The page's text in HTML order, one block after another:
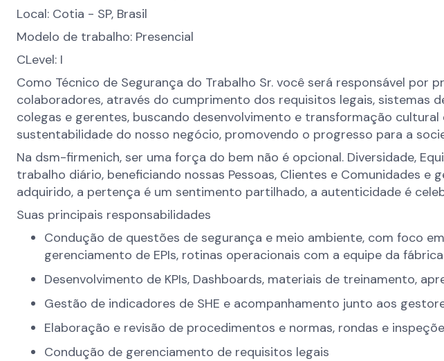
Local: Cotia - SP, Brasil
Modelo de trabalho: Presencial
CLevel: I
Como Técnico de Segurança do Trabalho Sr. você será responsável
colaboradores, através do cumprimento dos requisitos legais, sistemas
colegas e gerentes, buscando desenvolvimento e transformação
sustentabilidade do nosso negócio, promovendo o progresso para a
Na dsm-firmenich, ser uma força do bem não é opcional. Diversidade,
trabalho diário, beneficiando nossas Pessoas, Clientes e Comunidades
adquirido, a pertença é um sentimento partilhado, a autenticidade é
Suas principais responsabilidades
Condução de questões de segurança e meio ambiente, com foco
gerenciamento de EPIs, rotinas operacionais com a equipe da fábrica
Desenvolvimento de KPIs, Dashboards, materiais de treinamento,
Gestão de indicadores de SHE e acompanhamento junto aos
Elaboração e revisão de procedimentos e normas, rondas e
Condução de gerenciamento de requisitos legais